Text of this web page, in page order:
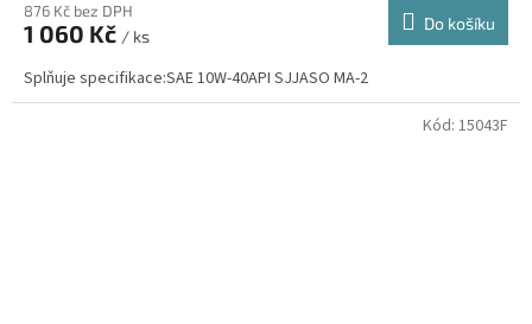
876 Kč bez DPH
1 060 Kč / ks
Do košíku
Splňuje specifikace:SAE 10W-40API SJJASO MA-2
Kód: 15043F